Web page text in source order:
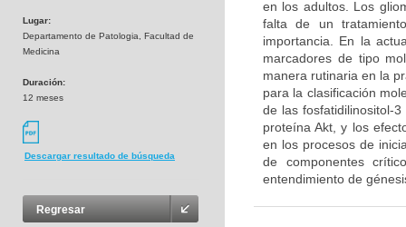
Lugar:
Departamento de Patologia, Facultad de
Medicina
Duración:
12 meses
Descargar resultado de búsqueda
Regresar
en los adultos. Los
falta de un
importancia. En la
marcadores de tipo
manera rutinaria en la
para la clasificación
de las fosfatidilinositol-
proteína Akt, y los
en los procesos de
de componentes
entendimiento de